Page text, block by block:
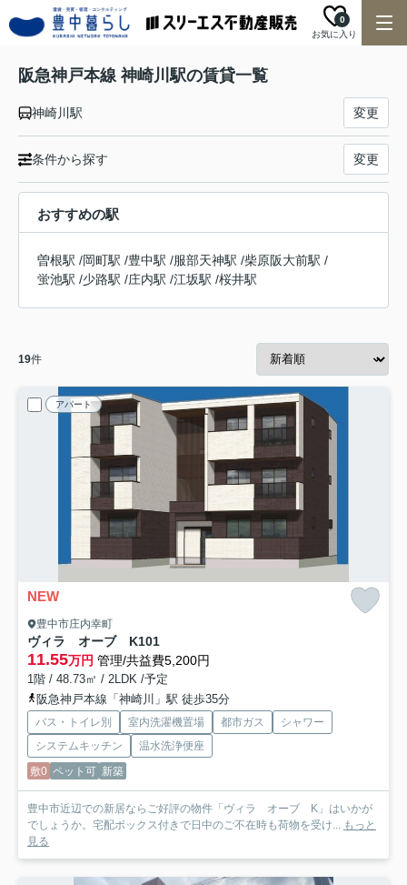
お気に入り
0
阪急神戸本線 神崎川駅の賃貸一覧
神崎川駅 変更
条件から探す 変更
おすすめの駅
曽根駅 /岡町駅 /豊中駅 /服部天神駅 /柴原阪大前駅 /
蛍池駅 /少路駅 /庄内駅 /江坂駅 /桜井駅
19件
アパート
NEW
豊中市庄内幸町
ヴィラ オーブ K101
11.55万円 管理/共益費5,200円
1階 / 48.73㎡ / 2LDK /予定
阪急神戸本線「神崎川」駅 徒歩35分
バス・トイレ別 室内洗濯機置場 都市ガス
シャワー
システムキッチン
温水洗浄便座
敷0 ペット可 新築
豊中市近辺での新居ならご好評の物件「ヴィラ オーブ K」はいかが
でしょうか。宅配ボックス付きで日中のご不在時も荷物を受け... もっと
見る